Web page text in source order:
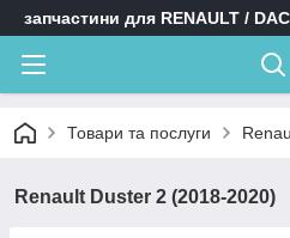
запчастини для RENAULT /
Товари та послуги
Renault Duster 2 (2018-2020)